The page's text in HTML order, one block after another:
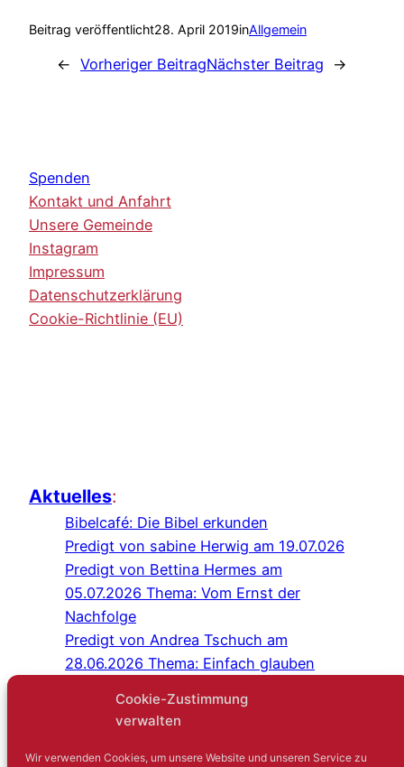
Cookie-Zustimmung
verwalten
Wir verwenden Cookies, um unsere Website und unseren Service zu
Beitrag veröffentlicht28. April 2019inAllgemein
← Vorheriger BeitragNächster Beitrag →
Spenden
Kontakt und Anfahrt
Unsere Gemeinde
Instagram
Impressum
Datenschutzerklärung
Cookie-Richtlinie (EU)
Aktuelles:
Bibelcafé: Die Bibel erkunden
Predigt von sabine Herwig am 19.07.026
Predigt von Bettina Hermes am
05.07.2026 Thema: Vom Ernst der
Nachfolge
Predigt von Andrea Tschuch am
28.06.2026 Thema: Einfach glauben
Predigt von Sabine Herwig am
Gottesdienst im Schlosshof Lüntenbeck